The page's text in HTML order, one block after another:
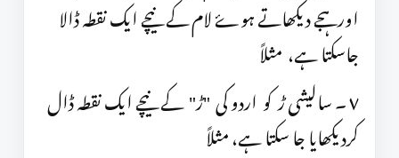
اورہجے دیکھاتے ہوۓ لام کے نیچے ایک نقطہ ڈالا
جاسکتا ہے، مثلاً
٧ ۔ سالیشی ڑ کو اردو کی "ڑ" کے نیچے ایک نقطہ ڈال
کردیکھایا جا سکتا ہے، مثلاً